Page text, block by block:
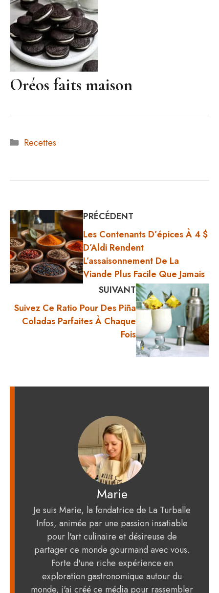
Oréos faits maison
Catégories
Recettes
PRÉCÉDENT
Les Contenants D’épices À 4 $
D’Aldi Rendent
L’assaisonnement De La
Viande Plus Facile Que Jamais
SUIVANT
Suivez Ce Ratio Pour Des Piña
Coladas Parfaites À Chaque
Fois
Marie
Je suis Marie, la fondatrice de La Turballe
Infos, animée par une passion insatiable
pour l'art culinaire et désireuse de
partager ce monde gourmand avec vous.
Forte d'une riche expérience en
exploration gastronomique autour du
monde, j'ai créé ce média pour rassembler